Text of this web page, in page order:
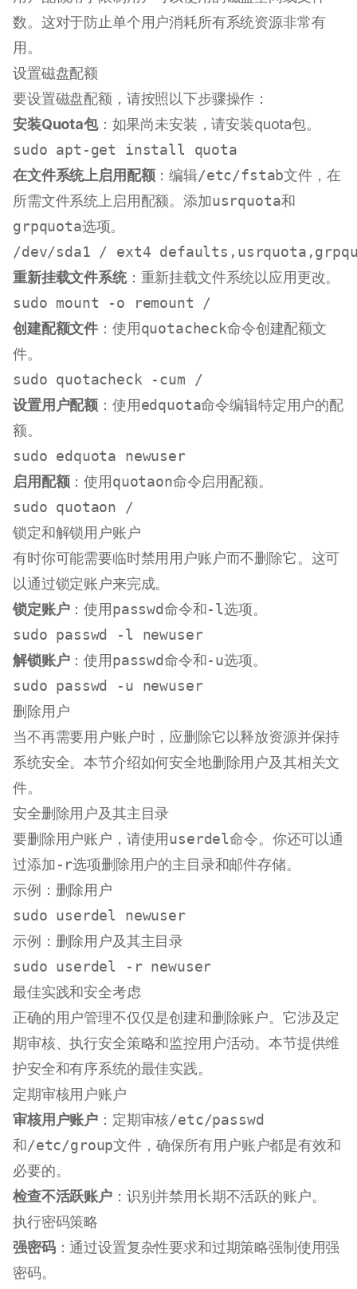
数。这对于防止单个用户消耗所有系统资源非常有
用。
设置磁盘配额
要设置磁盘配额，请按照以下步骤操作：
安装Quota包：如果尚未安装，请安装quota包。
sudo
在文件系统上启用配额：编辑/etc/fstab文件，在
所需文件系统上启用配额。添加usrquota和
grpquota选项。
重新挂载文件系统：重新挂载文件系统以应用更改。
sudo
创建配额文件 ：使用quotacheck命令创建配额文
件。
sudo
设置用户配额 ：使用edquota命令编辑特定用户的配
额。
sudo
edquota newuser
启用配额：使用quotaon命令启用配额。
sudo
锁定和解锁用户账户
有时你可能需要临时禁用用户账户而不删除它。这可
以通过锁定账户来完成。
锁定账户：使用passwd命令和-l选项。
sudo
passwd -l newuser
解锁账户：使用passwd命令和-u选项。
sudo
passwd -u newuser
删除用户
当不再需要用户账户时，应删除它以释放资源并保持
系统安全。本节介绍如何安全地删除用户及其相关文
件。
安全删除用户及其主目录
要删除用户账户，请使用userdel命令。你还可以通
过添加 -r选项删除用户的主目录和邮件存储。
示例：删除用户
sudo
userdel newuser
示例：删除用户及其主目录
sudo
最佳实践和安全考虑
正确的用户管理不仅仅是创建和删除账户。它涉及定
期审核、执行安全策略和监控用户活动。本节提供维
护安全和有序系统的最佳实践。
定期审核用户账户
审核用户账户 ：定期审核/etc/passwd
和/etc/group文件，确保所有用户账户都是有效和
必要的。
检查不活跃账户：识别并禁用长期不活跃的账户。
执行密码策略
强密码：通过设置复杂性要求和过期策略强制使用强
密码。